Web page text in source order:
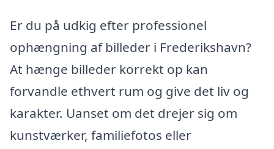
Er du på udkig efter professionel
ophængning af billeder i Frederikshavn?
At hænge billeder korrekt op kan
forvandle ethvert rum og give det liv og
karakter. Uanset om det drejer sig om
kunstværker, familiefotos eller